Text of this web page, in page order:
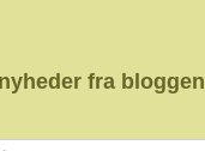
fra bloggen